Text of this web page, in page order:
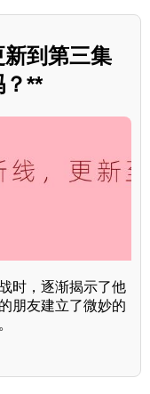
到第三集
？**
时，逐渐揭示了他
朋友建立了微妙的